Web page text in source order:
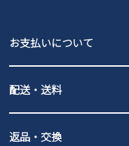
お支払いについて
PayPay（オンライン決済
配送・送料
北海道・本州・四国・九州
全国一律…220円（税込）
返品・交換